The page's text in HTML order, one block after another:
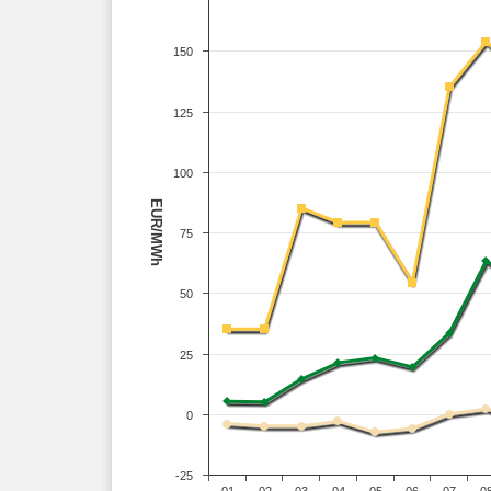
EUR/MWh
-25
0
25
50
75
100
125
150